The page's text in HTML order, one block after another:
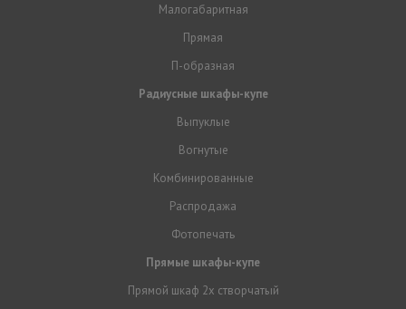
Малогабаритная
Прямая
П-образная
Радиусные шкафы-купе
Выпуклые
Вогнутые
Комбинированные
Распродажа
Фотопечать
Прямые шкафы-купе
Прямой шкаф 2х створчатый